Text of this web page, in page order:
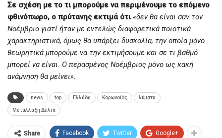
Σε σχέση με το τι μπορούμε να περιμένουμε το επόμενο
φθινόπωρο, ο πρύτανης εκτιμά ότι «δεν θα είναι σαν τον
Νοέμβριο γιατί ήταν με εντελώς διαφορετικά ποιοτικά
χαρακτηριστικά, όμως θα υπάρξει δυσκολία, την οποία μόνο
θεωρητικά μπορούμε να την εκτιμήσουμε και σε τι βαθμό
μπορεί να είναι. Ο περασμένος Νοέμβριος μόνο ως κακή
ανάμνηση θα μείνει».
news top Ελλάδα Κορωνοϊός λύματα
Μετάλλαξη Δέλτα
Share Facebook Twitter Google+